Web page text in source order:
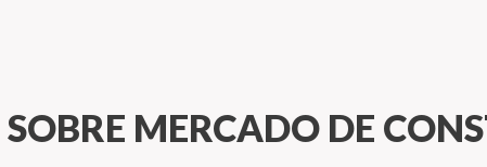
SOBRE MERCADO DE